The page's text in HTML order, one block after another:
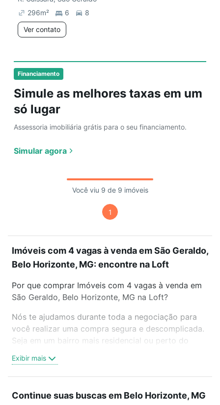
Financiamento
Simule as melhores taxas em um
só lugar
Assessoria imobiliária grátis para o seu financiamento.
Simular agora
296m² 6
8
Ver contato
Você viu 9 de 9 imóveis
1
Imóveis com 4 vagas à venda em São Geraldo,
Belo Horizonte, MG: encontre na Loft
Por que comprar Imóveis com 4 vagas à venda em
São Geraldo, Belo Horizonte, MG na Loft?
Nós te ajudamos durante toda a negociação para
você realizar uma compra segura e descomplicada.
Seja em um bairro mais residencial ou perto do
oferta ideal de Imóveis com 4 vagas à venda em
São Geraldo, Belo Horizonte, MG para conquistar
videochamada, é grátis, sem compromisso e você
Exibir mais
Continue suas buscas em Belo Horizonte, MG